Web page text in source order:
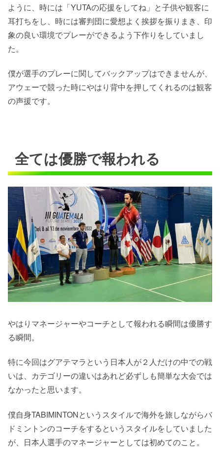
ように、時には「YUTAの応援をしてね」と子供や観客に
耳打ちをし、時には審判団に愛想よく挨拶を振りまき、印
象の良い環境でプレーができるよう下作りをしていまし
た。
僕が選手のプレーに関してバックアップはできませんが、
アウェーで競った時にやはり背中を押してくれるのは観客
の声援です。
全ては優勝で報われる
やはりマネージャーやコーチとして報われる瞬間は優勝す
る瞬間。
特に今回はグアテマラという日本人が２人だけの中での戦
いは、カテゴリーの違いはあれど必ずしも簡単な大会では
なかったと思います。
僕自身TABIMINTONというスタイルで海外を旅しながらバ
ドミントンのコーチをするというスタイルをしていました
が、日本人選手のマネージャーとしては初めてのこと。